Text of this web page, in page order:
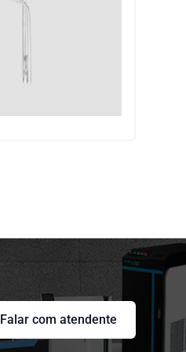
Falar com atendente